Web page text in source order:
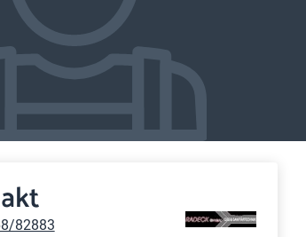
82883